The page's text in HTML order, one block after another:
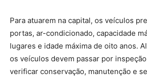
Para atuarem na capital, os veículos
portas, ar-condicionado, capacidade
lugares e idade máxima de oito anos.
os veículos devem passar por
verificar conservação, manutenção e